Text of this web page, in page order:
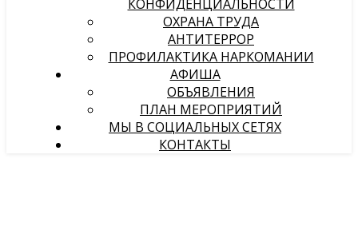
КОНФИДЕНЦИАЛЬНОСТИ
ОХРАНА ТРУДА
АНТИТЕРРОР
ПРОФИЛАКТИКА НАРКОМАНИИ
АФИША
ОБЪЯВЛЕНИЯ
ПЛАН МЕРОПРИЯТИЙ
МЫ В СОЦИАЛЬНЫХ СЕТЯХ
КОНТАКТЫ